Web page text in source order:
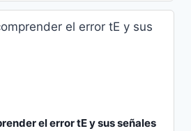
el error tE y sus señales